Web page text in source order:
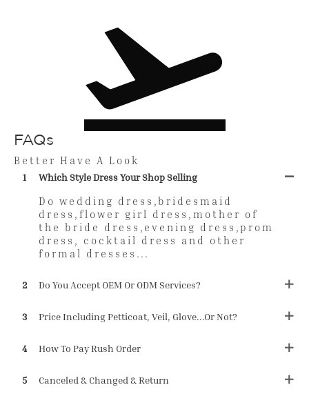
FAQs
Better Have A Look
1 Which Style Dress Your Shop Selling
Do wedding dress,bridesmaid
dress,flower girl dress,mother of
the bride dress,evening dress,prom
dress, cocktail dress and other
formal dresses...
2 Do You Accept OEM Or ODM Services?
3 Price Including Petticoat, Veil, Glove...or Not?
4 How To Pay Rush Order
5 Canceled & Changed & Return